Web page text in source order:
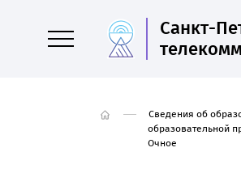
Санкт-
Сведения об
образовательной
Очное